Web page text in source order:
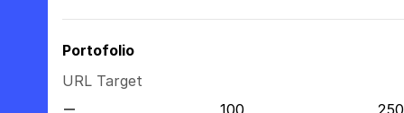
Portofolio
URL Target
100
250